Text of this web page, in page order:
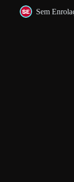
Sem